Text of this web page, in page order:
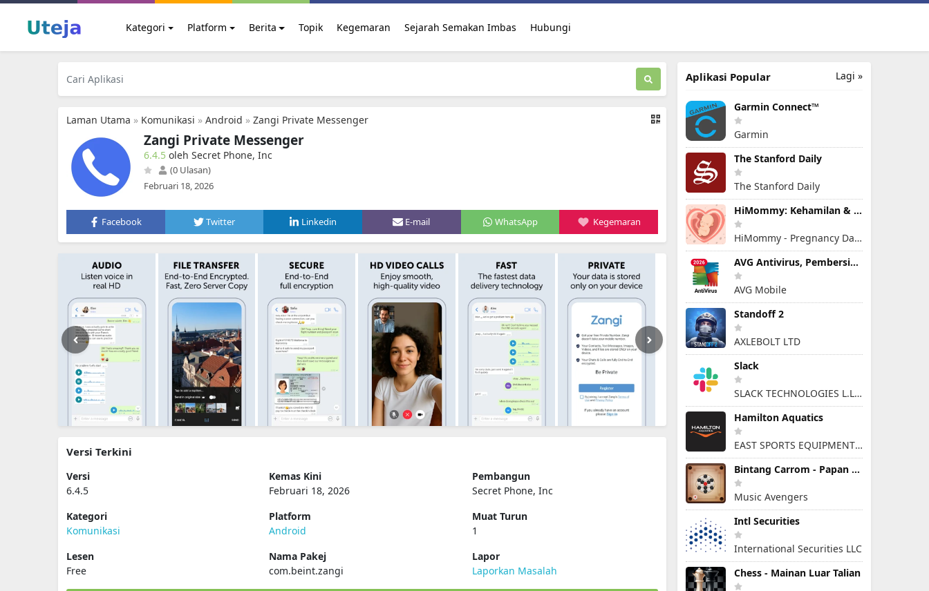
Kategori Platform Berita Topik Kegemaran Sejarah Semakan Imbas Hubungi
Laman Utama » Komunikasi » Android » Zangi Private Messenger
Zangi Private Messenger
6.4.5 oleh Secret Phone, Inc
(0 Ulasan)
Februari 18, 2026
Facebook Twitter Linkedin E-mail WhatsApp Kegemaran
Versi Terkini
Versi
6.4.5
Kemas Kini
Februari 18, 2026
Pembangun
Secret Phone, Inc
Kategori
Komunikasi
Platform
Android
Muat Turun
1
Lesen
Free
Nama Pakej
com.beint.zangi
Lapor
Laporkan Masalah
Lagi »
Aplikasi Popular
Garmin Connect™
Garmin
The Stanford Daily
The Stanford Daily
HiMommy: Kehamilan & kesuburan
HiMommy - Pregnancy Day By Day - Expecting Baby
AVG Antivirus, Pembersih Virus
AVG Mobile
Standoff 2
AXLEBOLT LTD
Slack
SLACK TECHNOLOGIES L.L.C.
Hamilton Aquatics
EAST SPORTS EQUIPMENT ARTICLES & SERVICES L.L.C
Bintang Carrom - Papan Cakera
Music Avengers
Intl Securities
International Securities LLC
Chess - Mainan Luar Talian